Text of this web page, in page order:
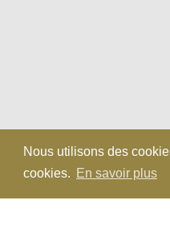
Nous utilisons des
cookies. En savoir plus